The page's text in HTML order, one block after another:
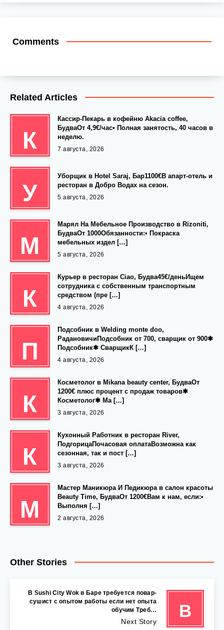
Comments
Related Articles
К
Кассир-Пекарь в кофейню Akacia coffee,
БудваОт 4,9€/час• Полная занятость, 40 часов в
неделю.
7 августа, 2026
У
Уборщик в Hotel Saraj, Бар1100€В апарт-отель и
ресторан в Добро Водах на сезон.
5 августа, 2026
М
Марял На Мебельное Производство в Rizoniti,
БудваОт 1000Обязанности:• Покраска
мебельных издел […]
5 августа, 2026
К
Курьер в ресторан Ciao, Будва45€/деньИщем
сотрудника с собственным транспортным
средством (пре […]
4 августа, 2026
П
Подсобник в Welding monte doo,
РадановичиПодсобник от 700, сварщик от 900✱
Подсобник✱ СварщикК […]
4 августа, 2026
К
Косметолог в Mikana beauty center, БудваОт
1200€ плюс процент с продаж товаров✱
Косметолог✱ Ма […]
3 августа, 2026
К
Кухонный Работник в ресторан River,
ПодгорицаПочасовая оплатаВозможна как
сезонная, так и пост […]
3 августа, 2026
М
Мастер Маникюра И Педикюра в салон красоты
Beauty Time, БудваОт 1200€Вам к нам, если:•
Выполня […]
2 августа, 2026
Other Stories
В
В Sushi City Wok в Баре требуется повар-
сушист с опытом работы если нет опыта
обучим Треб…
Next Story